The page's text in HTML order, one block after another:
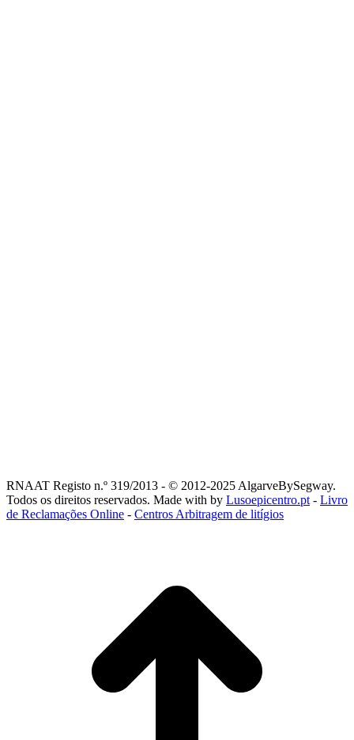
RNAAT Registo n.º 319/2013 - © 2012-2025 AlgarveBySegway.
Todos os direitos reservados. Made with by Lusoepicentro.pt - Livro
de Reclamações Online - Centros Arbitragem de litígios